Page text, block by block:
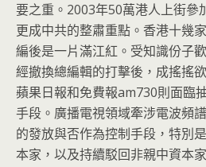
要之重。2003年50萬港人上街參
更成中共的整肅重點。香港十幾
編後是一片滿江紅。受知識份子
經撤換總編輯的打擊後，成搖搖
蘋果日報和免費報am730則面臨
手段。廣播電視領域牽涉電波頻
的發放與否作為控制手段， 特別
本家， 以及持續駁回非親中資本